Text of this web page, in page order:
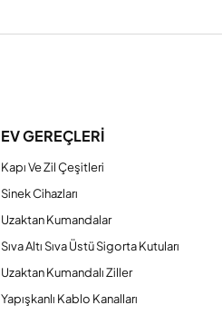
Bu ürüne ilk yorumu siz yapın!
EV GEREÇLERİ
Kapı Ve Zil Çeşitleri
Sinek Cihazları
Uzaktan Kumandalar
Sıva Altı Sıva Üstü Sigorta Kutuları
Uzaktan Kumandalı Ziller
Yapışkanlı Kablo Kanalları